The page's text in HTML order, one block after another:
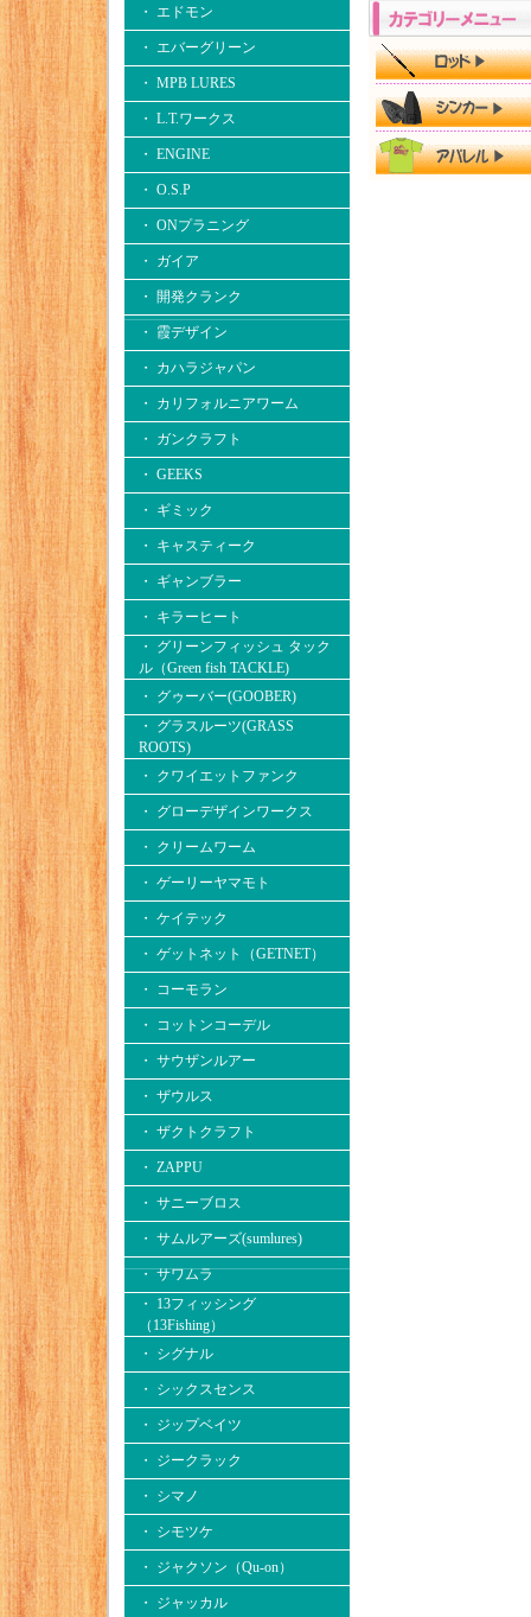
・ エドモン
・ エバーグリーン
・ MPB LURES
・ L.T.ワークス
・ ENGINE
・ O.S.P
・ ONプラニング
・ ガイア
・ 開発クランク
・ 霞デザイン
・ カハラジャパン
・ カリフォルニアワーム
・ ガンクラフト
・ GEEKS
・ ギミック
・ キャスティーク
・ ギャンブラー
・ キラーヒート
・ グリーンフィッシュ タック
ル（Green fish TACKLE)
・ グゥーバー(GOOBER)
・ グラスルーツ(GRASS
ROOTS)
・ クワイエットファンク
・ グローデザインワークス
・ クリームワーム
・ ゲーリーヤマモト
・ ケイテック
・ ゲットネット（GETNET）
・ コーモラン
・ コットンコーデル
・ サウザンルアー
・ ザウルス
・ ザクトクラフト
・ ZAPPU
・ サニーブロス
・ サムルアーズ(sumlures)
・ サワムラ
・ 13フィッシング
（13Fishing）
・ シグナル
・ シックスセンス
・ ジップベイツ
・ ジークラック
・ シマノ
・ シモツケ
・ ジャクソン（Qu-on）
・ ジャッカル